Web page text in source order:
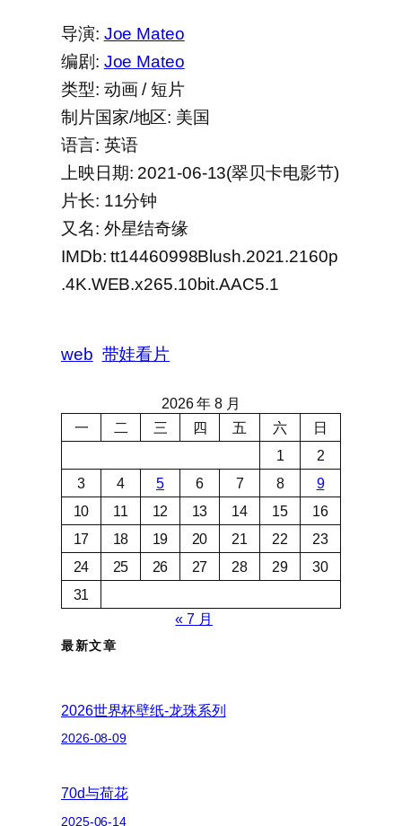
导演: Joe Mateo
编剧: Joe Mateo
类型: 动画 / 短片
制片国家/地区: 美国
语言: 英语
上映日期: 2021-06-13(翠贝卡电影节)
片长: 11分钟
又名: 外星结奇缘
IMDb: tt14460998Blush.2021.2160p
.4K.WEB.x265.10bit.AAC5.1
web 带娃看片
2026 年 8 月
一
二 三 四 五 六
日
1
2
3
4 5 6 7 8
9
10
11 12 13 14 15
16
17
18 19 20 21 22
23
24
25 26 27 28 29
30
31
« 7 月
最新文章
2026世界杯壁纸-龙珠系列
2026-08-09
70d与荷花
2025-06-14